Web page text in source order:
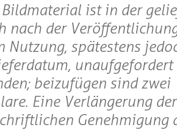
Bildmaterial ist in der
nach der
Nutzung, spätestens
unaufgefordert
beizufügen sind zwei
Eine Verlängerung
Genehmigung